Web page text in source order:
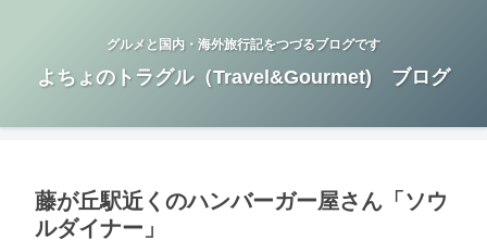
グルメと国内・海外旅行記をつづるブログです
よちょのトラグル（Travel&Gourmet) ブログ
藤が丘駅近くのハンバーガー屋さん「ソウ
ルダイナー」